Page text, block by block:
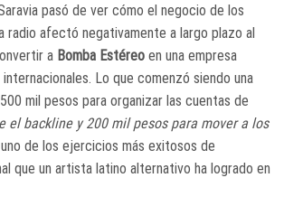
pasó de ver cómo el negocio de los
radio afectó negativamente a largo plazo al
a Bomba Estéreo en una empresa
Lo que comenzó siendo una
mil pesos para organizar las cuentas de
el backline y 200 mil pesos para mover a los
de los ejercicios más exitosos de
que un artista latino alternativo ha logrado en